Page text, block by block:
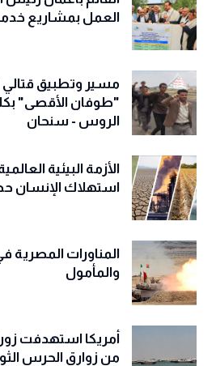
العمل بمشاريع
مسير وتطبيق قتالي
"طوفان الأقصى"
الروس - سنحان
الأزمة البيئية
استهلاك الإنسان
المناورات المصرية
والمأمول
أمريكا استهدفت
من زوارق الحرس